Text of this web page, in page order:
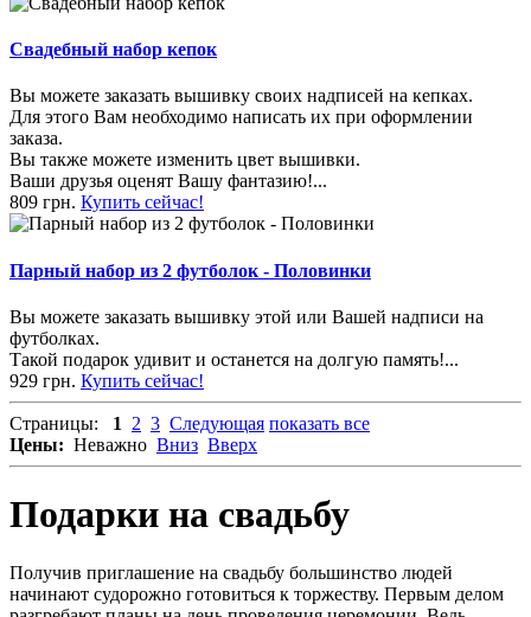
Свадебный набор кепок
Вы можете заказать вышивку своих надписей на кепках.
Для этого Вам необходимо написать их при оформлении
заказа.
Вы также можете изменить цвет вышивки.
Ваши друзья оценят Вашу фантазию!...
809 грн. Купить сейчас!
Парный набор из 2 футболок - Половинки
Вы можете заказать вышивку этой или Вашей надписи на
футболках.
Такой подарок удивит и останется на долгую память!...
929 грн. Купить сейчас!
Страницы: 1 2 3 Следующая показать все
Цены: Неважно Вниз Вверх
Подарки на свадьбу
Получив приглашение на свадьбу большинство людей
начинают судорожно готовиться к торжеству. Первым делом